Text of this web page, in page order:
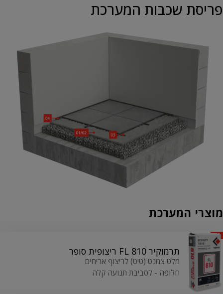
פריסת שכבות המערכת
מוצרי המערכת
01
תרמוקיר 810 FL ריצופית סופר
מלט צמנט (טיט) לריצוף אריחים
חלופה - לסביבת תנועה קלה